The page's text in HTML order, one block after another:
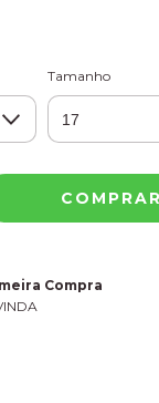
Tamanho
Compra